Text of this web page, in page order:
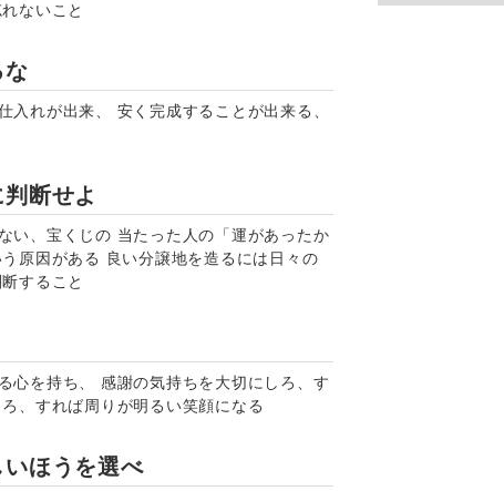
ないこと
な
れが出来、 安く完成することが出来る、
断せよ
い、宝くじの 当たった人の「運があったか
原因がある 良い分譲地を造るには日々の
すること
心を持ち、 感謝の気持ちを大切にしろ、す
、すれば周りが明るい笑顔になる
ほうを選べ